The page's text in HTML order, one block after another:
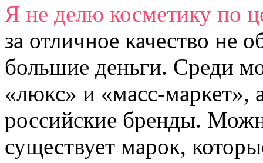
Я не делю косметику по
за отличное качество не
большие деньги. Среди
«люкс» и «масс-маркет»,
российские бренды.
существует марок,